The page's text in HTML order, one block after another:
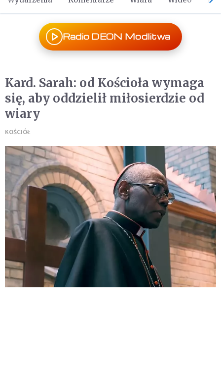
Radio DEON Modlitwa
Kard. Sarah: od Kościoła wymaga
się, aby oddzielił miłosierdzie od
wiary
KOŚCIÓŁ